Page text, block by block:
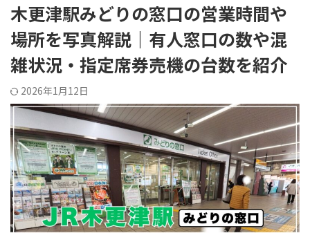
木更津駅みどりの窓口の営業時間や
場所を写真解説｜有人窓口の数や混
雑状況・指定席券売機の台数を紹介
2026年1月12日